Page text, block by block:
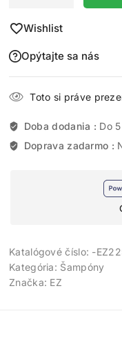
Wishlist
Opýtajte sa nás
Toto si práve
Doba dodania : Do
Doprava zadarmo :
Katalógové číslo: -
Kategória: Šampóny
Značka: EZ